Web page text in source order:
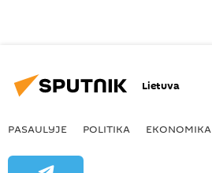
Lietuva
PASAULYJE POLITIKA EKONOMIKA